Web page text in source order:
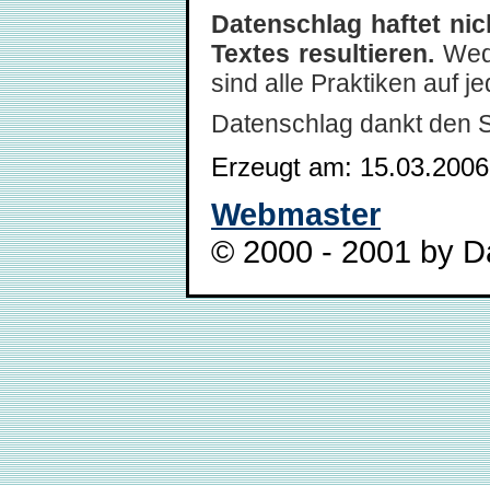
Datenschlag haftet
Textes resultieren.
sind alle Praktiken auf
Datenschlag dankt den
Erzeugt am: 15.03.2006
Webmaster
© 2000 - 2001 by